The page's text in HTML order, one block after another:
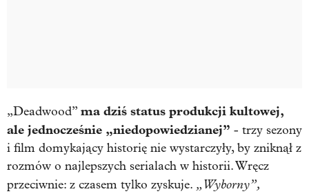
„Deadwood” ma dziś status produkcji kultowej,
ale jednocześnie „niedopowiedzianej” - trzy sezony
i film domykający historię nie wystarczyły, by zniknął z
rozmów o najlepszych serialach w historii. Wręcz
przeciwnie: z czasem tylko zyskuje. „Wyborny”,